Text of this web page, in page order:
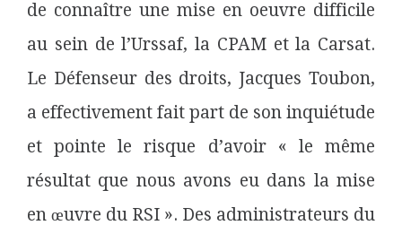
de connaître une mise en oeuvre difficile
au sein de l’Urssaf, la CPAM et la Carsat.
Le Défenseur des droits, Jacques Toubon,
a effectivement fait part de son inquiétude
et pointe le risque d’avoir « le même
résultat que nous avons eu dans la mise
en œuvre du RSI ». Des administrateurs du